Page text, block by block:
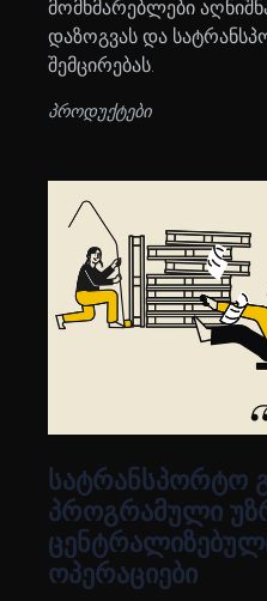
მომხმარებლები
დაზოგვას და
შემცირებას.
პროდუქტები
სატრანსპორტო
პროგრამული
ოპერაციები